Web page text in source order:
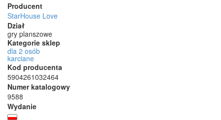
Producent
StarHouse Love
Dział
gry planszowe
Kategorie sklep
dla 2 osób
karciane
Kod producenta
5904261032464
Numer katalogowy
9588
Wydanie